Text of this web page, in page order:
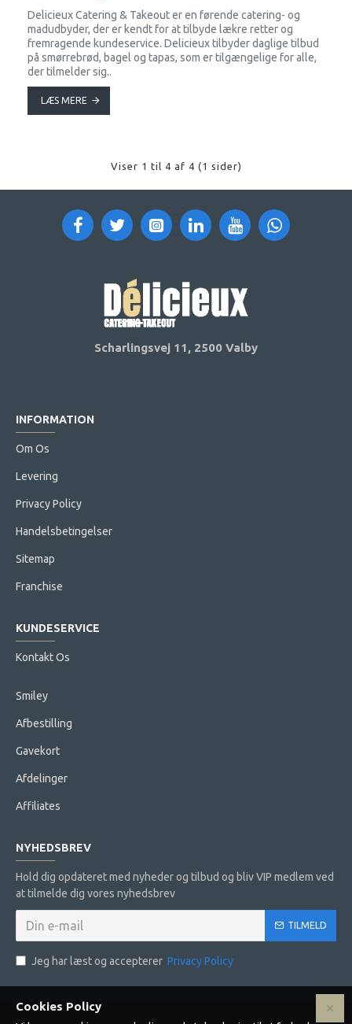
Delicieux Catering & Takeout er en førende catering- og
madudbyder, der er kendt for at tilbyde lækre retter og
fremragende kundeservice. Delicieux tilbyder daglige tilbud
på smørrebrød, bagel og tapas, som er tilgængelige for alle,
der tilmelder sig..
LÆS MERE
Viser 1 til 4 af 4 (1 sider)
Scharlingsvej 11, 2500 Valby
INFORMATION
Om Os
Levering
Privacy Policy
Handelsbetingelser
Sitemap
Franchise
KUNDESERVICE
Kontakt Os
Smiley
Afbestilling
Gavekort
Afdelinger
Affiliates
NYHEDSBREV
Hold dig opdateret med nyheder og tilbud og bliv VIP medlem ved
at tilmelde dig vores nyhedsbrev
TILMELD
Jeg har læst og accepterer Privacy Policy
Cookies Policy